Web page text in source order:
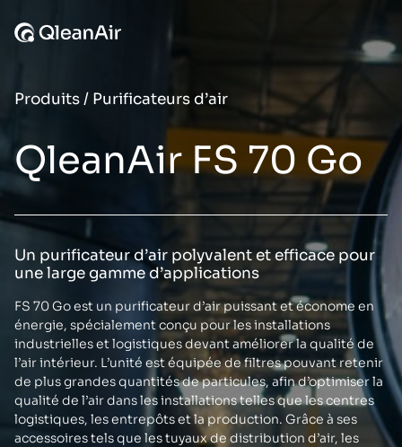
Produits/ Purificateurs d’air
QleanAir FS 70 Go
Un purificateur d’air polyvalent et efficace pour
une large gamme d’applications
FS 70 Go est un purificateur d’air puissant et économe en
énergie, spécialement conçu pour les installations
industrielles et logistiques devant améliorer la qualité de
l’air intérieur. L’unité est équipée de filtres pouvant retenir
de plus grandes quantités de particules, afin d’optimiser la
qualité de l’air dans les installations telles que les centres
logistiques, les entrepôts et la production. Grâce à ses
accessoires tels que les tuyaux de distribution d’air, les